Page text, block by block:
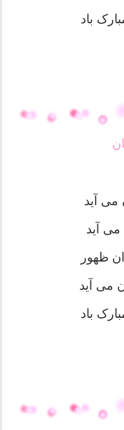
باد
می آید
آید
ظهور
می آید
باد